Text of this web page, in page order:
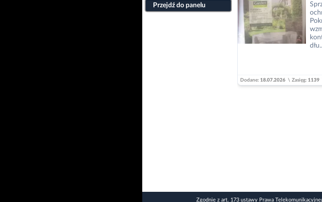
Przejdź do panelu
Dodane: 18.07.2026 \ Zasięg: 1139
Zgodnie z art. 173 ustawy Prawa